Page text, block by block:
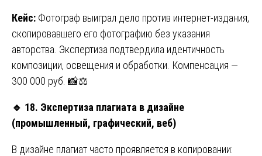
Кейс: Фотограф выиграл дело против интернет-издания,
скопировавшего его фотографию без указания
авторства. Экспертиза подтвердила идентичность
композиции, освещения и обработки. Компенсация —
300 000 руб. 📸⚖️
🔹 18. Экспертиза плагиата в дизайне
(промышленный, графический, веб)
В дизайне плагиат часто проявляется в копировании: